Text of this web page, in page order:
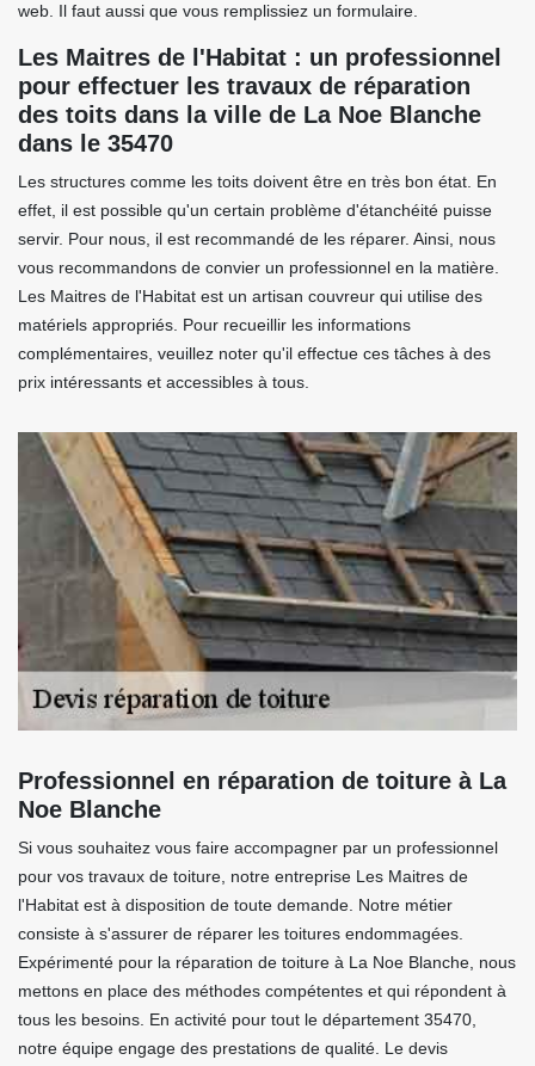
web. Il faut aussi que vous remplissiez un formulaire.
Les Maitres de l'Habitat : un professionnel
pour effectuer les travaux de réparation
des toits dans la ville de La Noe Blanche
dans le 35470
Les structures comme les toits doivent être en très bon état. En
effet, il est possible qu'un certain problème d'étanchéité puisse
servir. Pour nous, il est recommandé de les réparer. Ainsi, nous
vous recommandons de convier un professionnel en la matière.
Les Maitres de l'Habitat est un artisan couvreur qui utilise des
matériels appropriés. Pour recueillir les informations
complémentaires, veuillez noter qu'il effectue ces tâches à des
prix intéressants et accessibles à tous.
Professionnel en réparation de toiture à La
Noe Blanche
Si vous souhaitez vous faire accompagner par un professionnel
pour vos travaux de toiture, notre entreprise Les Maitres de
l'Habitat est à disposition de toute demande. Notre métier
consiste à s'assurer de réparer les toitures endommagées.
Expérimenté pour la réparation de toiture à La Noe Blanche, nous
mettons en place des méthodes compétentes et qui répondent à
tous les besoins. En activité pour tout le département 35470,
notre équipe engage des prestations de qualité. Le devis